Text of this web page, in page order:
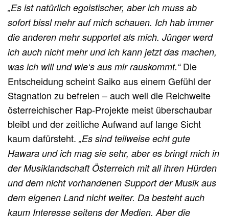
„Es ist natürlich egoistischer, aber ich muss ab
sofort bissl mehr auf mich schauen. Ich hab immer
die anderen mehr supportet als mich. Jünger werd
ich auch nicht mehr und ich kann jetzt das machen,
was ich will und wie‘s aus mir rauskommt.“ Die
Entscheidung scheint Saiko aus einem Gefühl der
Stagnation zu befreien – auch weil die Reichweite
österreichischer Rap-Projekte meist überschaubar
bleibt und der zeitliche Aufwand auf lange Sicht
kaum dafürsteht.„Es sind teilweise echt gute
Hawara und ich mag sie sehr, aber es bringt mich in
der Musiklandschaft Österreich mit all ihren Hürden
und dem nicht vorhandenen Support der Musik aus
dem eigenen Land nicht weiter. Da besteht auch
kaum Interesse seitens der Medien. Aber die